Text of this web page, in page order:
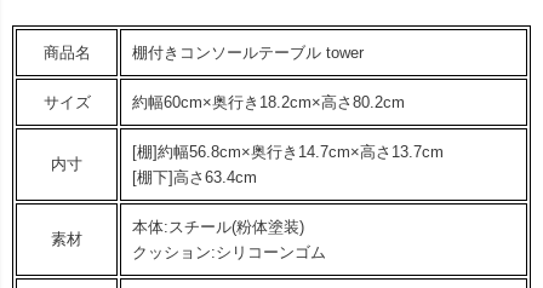
商品名 棚付きコンソールテーブル tower
サイズ 約幅60cm×奥行き18.2cm×高さ80.2cm
内寸
[棚]約幅56.8cm×奥行き14.7cm×高さ13.7cm
[棚下]高さ63.4cm
素材
本体:スチール(粉体塗装)
クッション:シリコーンゴム